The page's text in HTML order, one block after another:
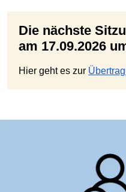
Die nächste Sitzung der BVV findet
am 17.09.2026
Hier geht es zur